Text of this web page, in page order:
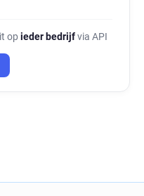
op ieder bedrijfvia API